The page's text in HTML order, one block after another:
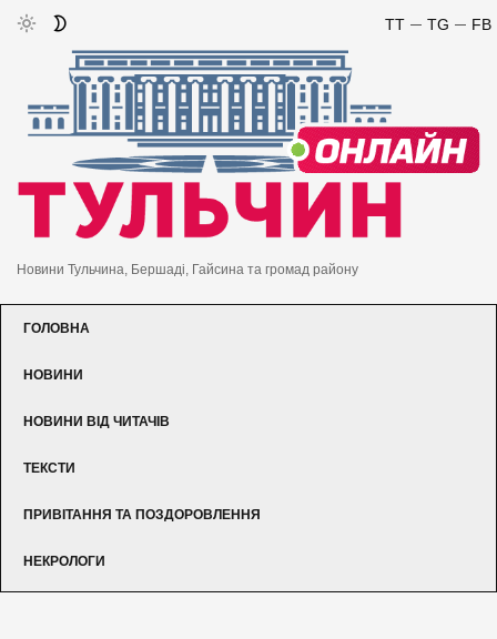
FB
TG
TT
Новини Тульчина, Бершаді, Гайсина та громад району
ГОЛОВНА
НОВИНИ
НОВИНИ ВІД ЧИТАЧІВ
ТЕКСТИ
ПРИВІТАННЯ ТА ПОЗДОРОВЛЕННЯ
НЕКРОЛОГИ